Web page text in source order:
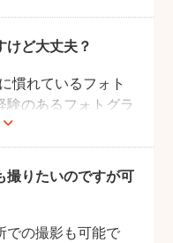
けど大丈夫？
慣れているフォト
験のあるフォトグラ
！お子様のペースに
、人見知りのお子様
してくれます。
撮りたいのですが可
での撮影も可能で